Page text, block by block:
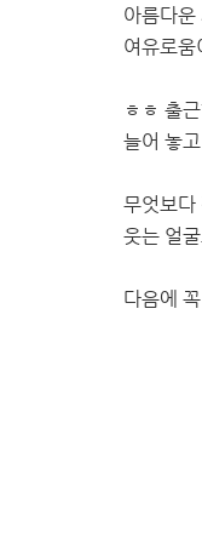
아름다운
여유로
ㅎㅎ 출
늘어 놓
무엇보다
웃는 얼
다음에